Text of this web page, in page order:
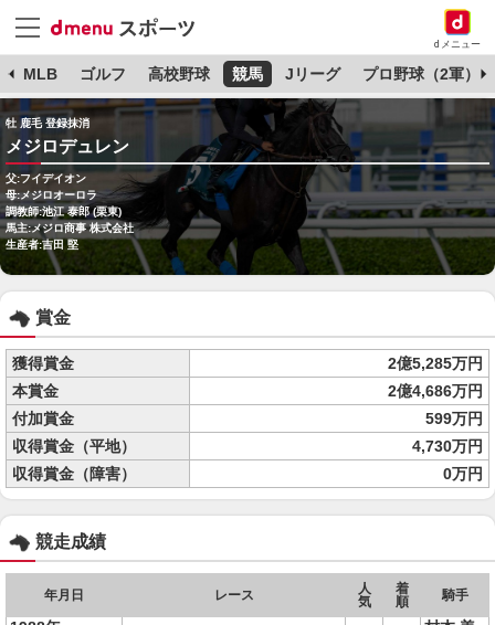
dメニュー
MLB ゴルフ 高校野球 競馬 Jリーグ プロ野球（2軍）
牡 鹿毛 登録抹消
メジロデュレン
父:フイデイオン
母:メジロオーロラ
調教師:池江 泰郎 (栗東)
馬主:メジロ商事 株式会社
生産者:吉田 堅
賞金
獲得賞金
2億5,285万円
本賞金
2億4,686万円
付加賞金
599万円
収得賞金（平地）
4,730万円
収得賞金（障害）
0万円
競走成績
年月日 レース
人
気
着
順
騎手